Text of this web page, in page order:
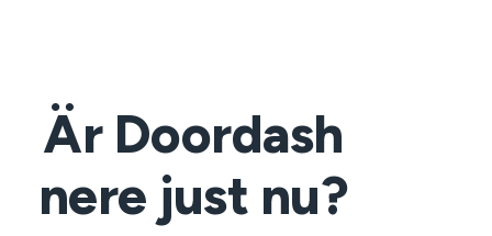
Är Doordash
nere just nu?